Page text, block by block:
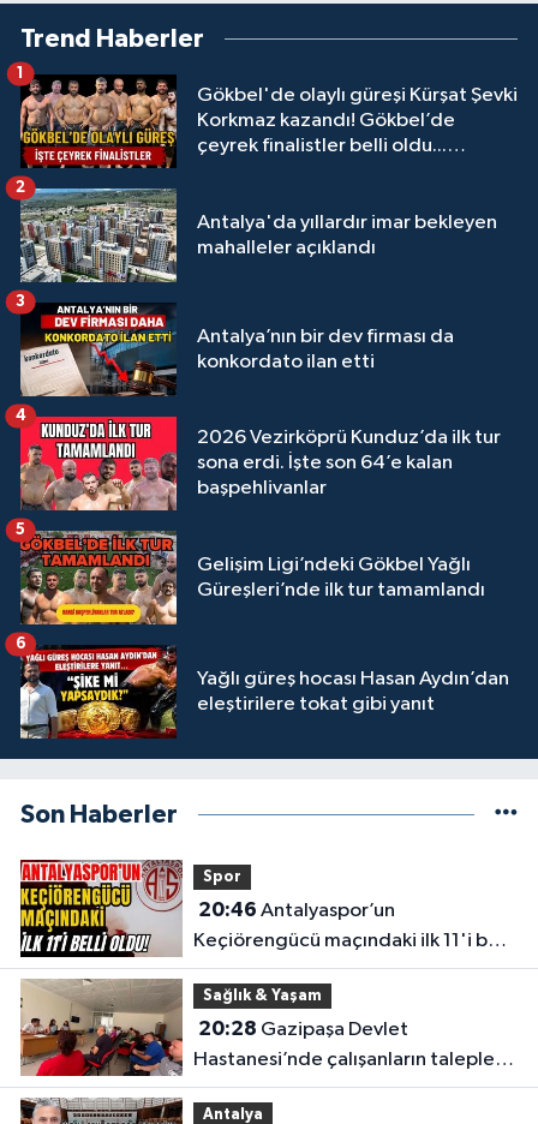
Trend Haberler
Gökbel'de olaylı güreşi Kürşat Şevki
Korkmaz kazandı! Gökbel’de
çeyrek finalistler belli oldu...
1
Antalya'da yıllardır imar bekleyen
mahalleler açıklandı
2
Antalya’nın bir dev firması da
konkordato ilan etti
3
2026 Vezirköprü Kunduz’da ilk tur
sona erdi. İşte son 64’e kalan
başpehlivanlar
4
Gelişim Ligi’ndeki Gökbel Yağlı
Güreşleri’nde ilk tur tamamlandı
5
Yağlı güreş hocası Hasan Aydın’dan
eleştirilere tokat gibi yanıt
6
Son Haberler
Spor
20:46
Keçiörengücü maçındaki ilk 11'i belli
oldu!
Sağlık & Yaşam
20:28
Hastanesi’nde çalışanların talepleri
masaya yatırıldı
Antalya